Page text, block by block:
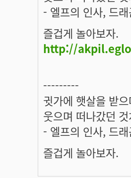
- 엘프의 인사, 드
즐겁게 놀아보자.
http://
---------
귓가에 햇살을 받
웃으며 떠나갔던
- 엘프의 인사, 드
즐겁게 놀아보자.